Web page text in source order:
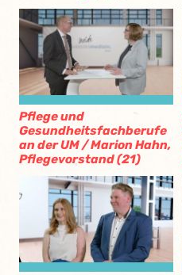
Pflege und
Gesundheitsfachberufe
an der UM / Marion Hahn,
Pflegevorstand (21)